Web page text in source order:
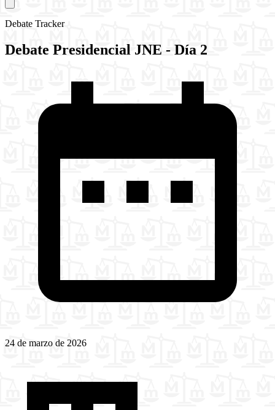
Debate Tracker
Debate Presidencial JNE - Día 2
24 de marzo de 2026